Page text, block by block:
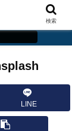
LINE
検索